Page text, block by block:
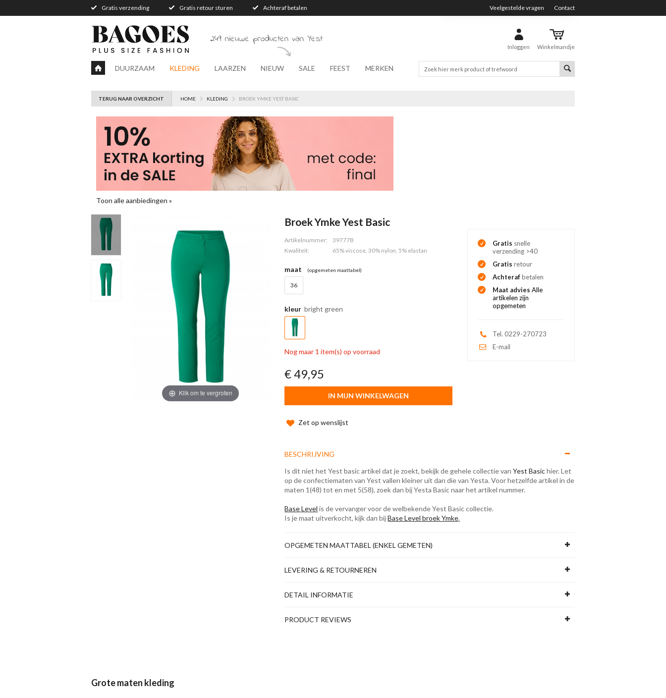
Gratis verzending Gratis retour sturen Achteraf betalen Veelgestelde vragen Contact
Inloggen Winkelmandje
249 nieuwe producten van Yest
DUURZAAM KLEDING LAARZEN NIEUW SALE FEEST MERKEN
TERUG NAAR OVERZICHT HOME KLEDING BROEK YMKE YEST BASIC
Toon alle aanbiedingen »
Klik om te vergroten
Broek Ymke Yest Basic
Artikelnummer:
39777B
Kwaliteit:
65% viscose, 30% nylon, 5% elastan
maat (opgemeten maattabel)
36
kleur bright green
Nog maar 1 item(s) op voorraad
€ 49,95
IN MIJN WINKELWAGEN
Zet op wenslijst
Gratis snelle
verzending >40
Gratis retour
Achterafbetalen
Maat adviesAlle
artikelen zijn
opgemeten
Tel. 0229-270723
E-mail
BESCHRIJVING
Is dit niet het Yest basic artikel dat je zoekt, bekijk de gehele collectie vanYest Basichier. Let
op de confectiematen van Yest vallen kleiner uit dan die van Yesta. Voor hetzelfde artikel in de
maten 1(48) tot en met 5(58), zoek dan bij Yesta Basic naar het artikel nummer.
Base Level is de vervanger voor de welbekende Yest Basic collectie.
Is je maat uitverkocht, kijk dan bijBase Level broek Ymke.
OPGEMETEN MAATTABEL (ENKEL GEMETEN)
LEVERING & RETOURNEREN
DETAIL INFORMATIE
PRODUCT REVIEWS
Grote maten kleding